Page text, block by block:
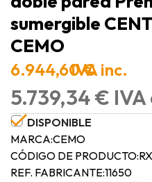
sumergible
CEMO
6.944,60 €IVA inc.
5.739,34 € IVA
DISPONIBLE
MARCA:CEMO
CÓDIGO DE PRODUCTO:
REF. FABRICANTE:11650